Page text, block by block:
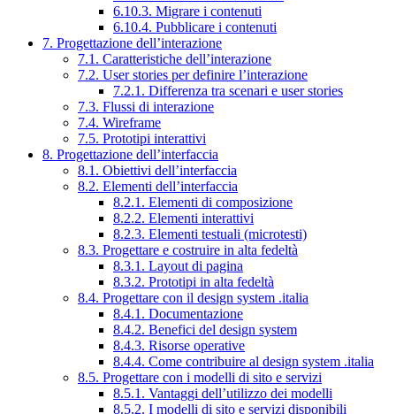
6.10.3. Migrare i contenuti
6.10.4. Pubblicare i contenuti
7. Progettazione dell’interazione
7.1. Caratteristiche dell’interazione
7.2. User stories per definire l’interazione
7.2.1. Differenza tra scenari e user stories
7.3. Flussi di interazione
7.4. Wireframe
7.5. Prototipi interattivi
8. Progettazione dell’interfaccia
8.1. Obiettivi dell’interfaccia
8.2. Elementi dell’interfaccia
8.2.1. Elementi di composizione
8.2.2. Elementi interattivi
8.2.3. Elementi testuali (microtesti)
8.3. Progettare e costruire in alta fedeltà
8.3.1. Layout di pagina
8.3.2. Prototipi in alta fedeltà
8.4. Progettare con il design system .italia
8.4.1. Documentazione
8.4.2. Benefici del design system
8.4.3. Risorse operative
8.4.4. Come contribuire al design system .italia
8.5. Progettare con i modelli di sito e servizi
8.5.1. Vantaggi dell’utilizzo dei modelli
8.5.2. I modelli di sito e servizi disponibili